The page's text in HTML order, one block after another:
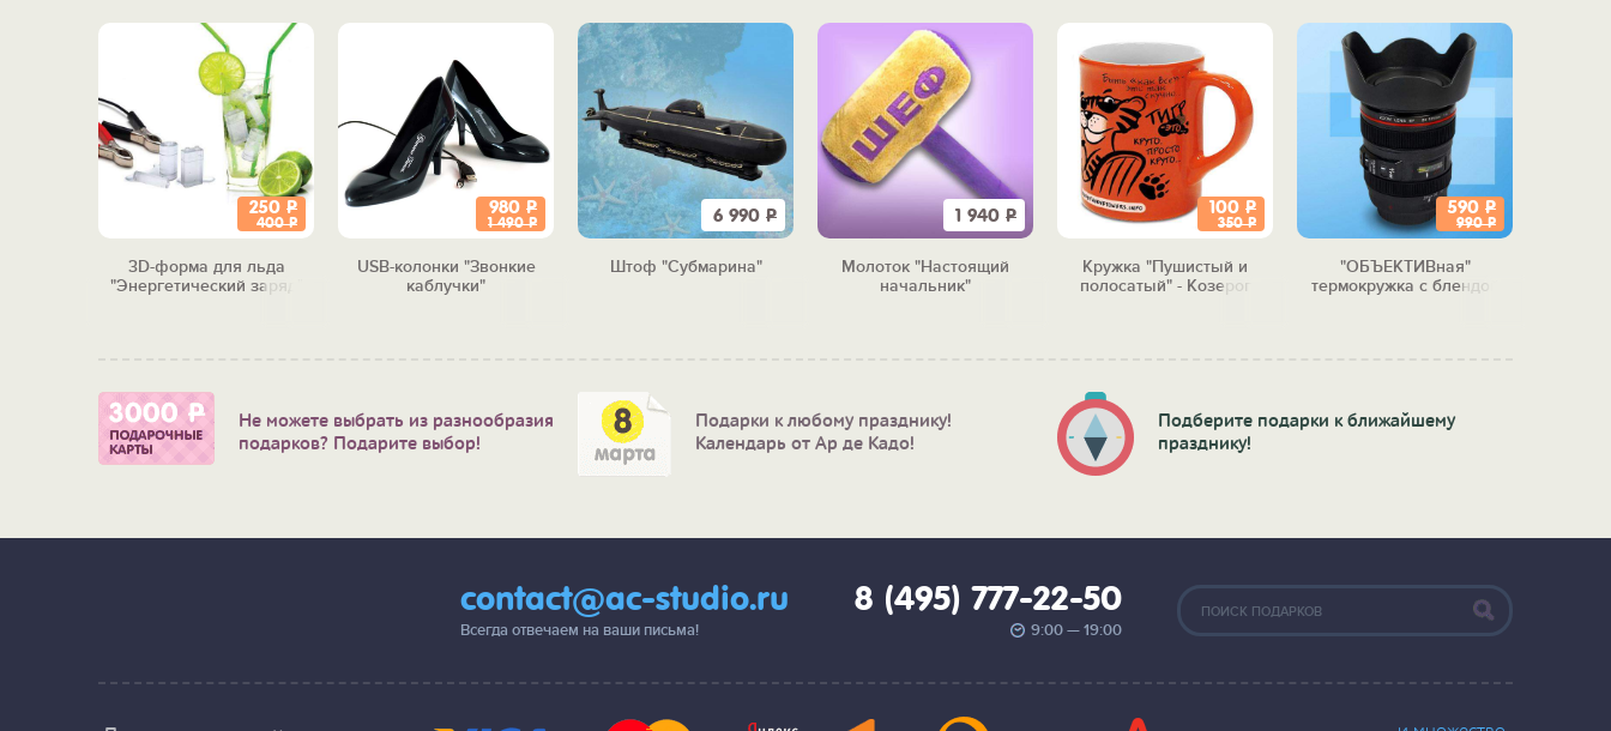
250 Р
400Р
3D-форма для льда
"Энергетический заряд"
980 Р
1 490Р
USB-колонки "Звонкие
каблучки"
6 990 Р
Штоф "Субмарина"
1 940 Р
Молоток "Настоящий
начальник"
100 Р
350Р
Кружка "Пушистый и
полосатый" - Козерог
590 Р
990Р
"ОБЪЕКТИВная"
термокружка с блендой
Не можете выбрать из разнообразия
подарков? Подарите выбор!
Подарки к любому празднику!
Календарь от Ар де Кадо!
Подберите подарки к ближайшему
празднику!
contact@ac-studio.ru
Всегда отвечаем на ваши письма!
8 (495) 777-22-50
9:00 — 19:00